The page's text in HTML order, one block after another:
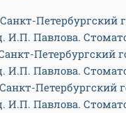
Санкт-
И.П. Павлова.
Санкт-
И.П. Павлова.
Санкт-
И.П. Павлова.